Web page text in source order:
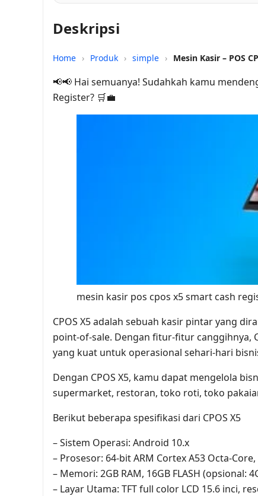
Deskripsi
Home › Produk › simple › Mesin Kasir – POS
📢📢 Hai semuanya! Sudahkah kamu
Register? 🛒💼
mesin kasir pos cpos x5 smart cash
CPOS X5 adalah sebuah kasir pintar yang
point-of-sale. Dengan fitur-fitur canggihnya,
yang kuat untuk operasional sehari-hari
Dengan CPOS X5, kamu dapat mengelola
supermarket, restoran, toko roti, toko
Berikut beberapa spesifikasi dari CPOS X5
– Sistem Operasi: Android 10.x
– Prosesor: 64-bit ARM Cortex A53 Octa-Core,
– Memori: 2GB RAM, 16GB FLASH (opsional:
– Layar Utama: TFT full color LCD 15.6 inci,